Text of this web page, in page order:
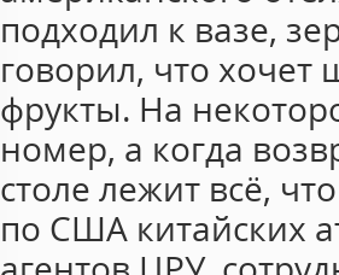
подходил к вазе,
говорил, что
фрукты. На
номер, а когда
столе лежит всё,
по США китайских